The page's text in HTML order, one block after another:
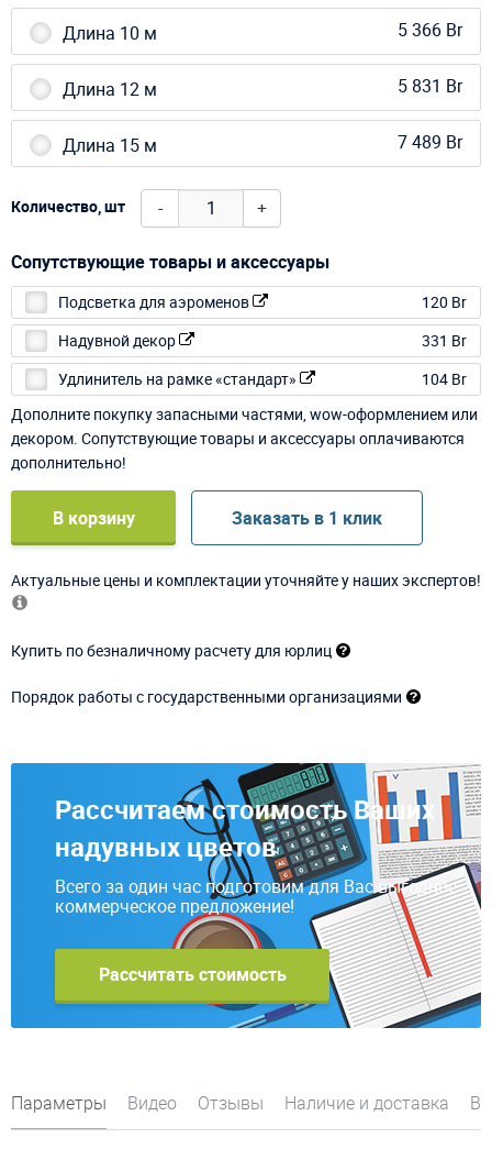
Длина 10 м 5 366 Br
Длина 12 м 5 831 Br
Длина 15 м 7 489 Br
Количество, шт - +
Сопутствующие товары и аксессуары
Подсветка для аэроменов
120 Br
Надувной декор
331 Br
Удлинитель на рамке «стандарт»
104 Br
Дополните покупку запасными частями, wow-оформлением или
декором. Сопутствующие товары и аксессуары оплачиваются
дополнительно!
В корзину Заказать в 1 клик
Актуальные цены и комплектации уточняйте у наших экспертов!
Купить по безналичному расчету для юрлиц
Порядок работы с государственными организациями
Рассчитаем стоимость Ваших
надувных цветов
Всего за один час подготовим для Вас выгодное
коммерческое предложение!
Рассчитать стоимость
Параметры Видео Отзывы Наличие и доставка